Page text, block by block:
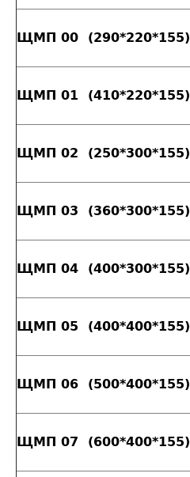
ЩМП 00 (290*220*155)
ЩМП 01 (410*220*155)
ЩМП 02 (250*300*155)
ЩМП 03 (360*300*155)
ЩМП 04 (400*300*155)
ЩМП 05 (400*400*155)
ЩМП 06 (500*400*155)
ЩМП 07 (600*400*155)